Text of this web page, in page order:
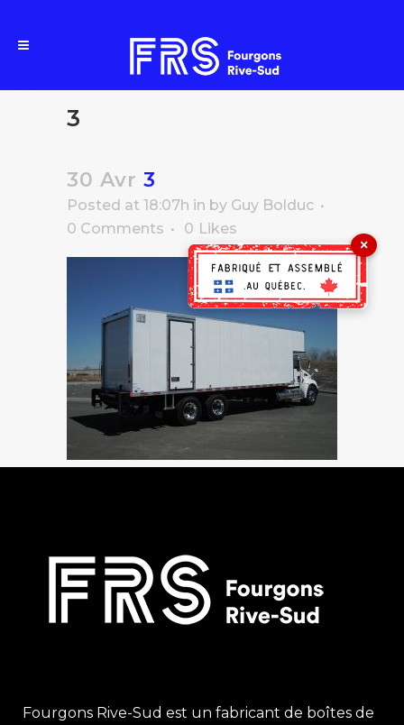
3
30 Avr 3
Posted at 18:07h in by Guy Bolduc
0 Comments
0 Likes
Fourgons Rive-Sud est un fabricant de boîtes de
×